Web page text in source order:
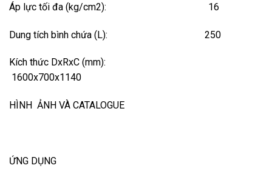
Áp lực tối đa (kg/cm2): 16
Dung tích bình chứa (L): 250
Kích thức DxRxC (mm):
1600x700x1140
HÌNH ẢNH VÀ CATALOGUE
ỨNG DỤNG